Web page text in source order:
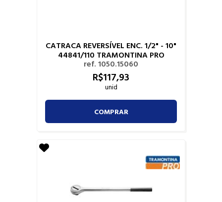
CATRACA REVERSÍVEL ENC. 1/2" - 10"
44841/110 TRAMONTINA PRO
ref. 1050.15060
R$117,93
unid
COMPRAR